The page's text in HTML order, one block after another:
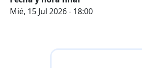
Mié, 15 Jul 2026 - 18:00